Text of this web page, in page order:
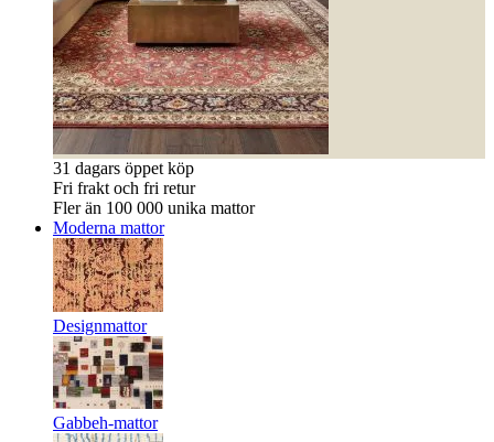
31 dagars öppet köp
Fri frakt och fri retur
Fler än 100 000 unika mattor
Moderna mattor
Designmattor
Gabbeh-mattor